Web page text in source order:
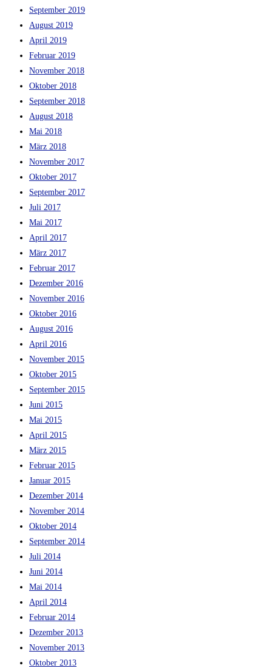
September 2019
August 2019
April 2019
Februar 2019
November 2018
Oktober 2018
September 2018
August 2018
Mai 2018
März 2018
November 2017
Oktober 2017
September 2017
Juli 2017
Mai 2017
April 2017
März 2017
Februar 2017
Dezember 2016
November 2016
Oktober 2016
August 2016
April 2016
November 2015
Oktober 2015
September 2015
Juni 2015
Mai 2015
April 2015
März 2015
Februar 2015
Januar 2015
Dezember 2014
November 2014
Oktober 2014
September 2014
Juli 2014
Juni 2014
Mai 2014
April 2014
Februar 2014
Dezember 2013
November 2013
Oktober 2013